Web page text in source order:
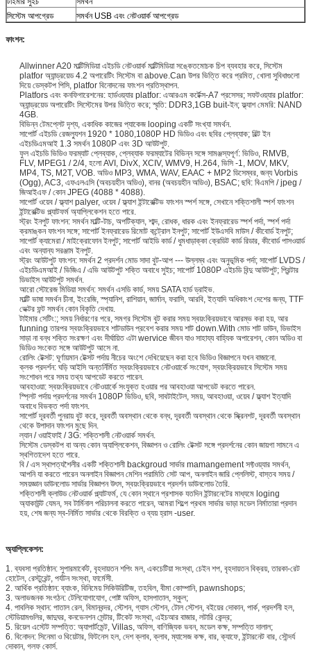
সিস্টেম আপগ্রেড
সমর্থন USB এবং নেটওয়ার্ক আপগ্রেড
ফাংশন:
Allwinner A20 মাল্টিমিডিয়া এইচডি নেটওয়ার্ক মাল্টিমিডিয়া সঙ্কেতমোচক চিপ ব্যবহার করে, সিস্টেম
platfor অ্যান্ড্রয়েড 4.2 অপারেটিং সিস্টেম বা above.Can উপর ভিত্তি করে প্রমিত, খোলা সুবিধাগুলো
দিয়ে ডেস্কটপ পিসি, platfor বিনোদনের ফাংশন প্রতিস্থাপন.
Platfors এবং কনফিগারেশনের: হার্ডওয়্যার platfor: এআরএম কর্টেক্স-A7 প্রসেসর; সফটওয়্যার platfor:
অ্যান্ড্রয়েড অপারেটিং সিস্টেমের উপর ভিত্তি করে; স্মৃতি: DDR3,1GB buit-ইন; ফ্ল্যাশ মেমরি: NAND
4GB.
বিভিন্ন টেমপ্লেট দৃশ্য, একাধিক কাজের প্যাকেজ looping একটি সংখ্যা সমর্থন.
সাপোর্ট এইচডি রেজল্যুশন 1920 * 1080,1080P HD ভিডিও এবং ছবির প্লেব্যাক; বিল্ট ইন
এইচডিএমআই 1.3 সমর্থন 1080P এবং 3D আউটপুট.
ফুল এইচডি ভিডিও ফরম্যাট প্লেব্যাক, প্লেব্যাক ফরম্যাটের বিভিন্ন সঙ্গে সামঞ্জস্যপূর্ণ: ভিডিও, RMVB,
FLV, MPEG1 / 2/4, হলো AVI, DivX, XCIV, WMV9, H.264, ভিসি -1, MOV, MKV,
MP4, TS, M2T, VOB. অডিও MP3, WMA, WAV, EAAC + MP2 ডিসেম্বর, জন্য Vorbis
(Ogg), AC3, এফএলএসি (অবচয়হীন অডিও), বানর (অবচয়হীন অডিও), BSAC; ছবি: বিএমপি / jpeg /
জিআইএফ / কোন JPEG (4088 * 4088).
সাপোর্ট ওয়েব / ফ্ল্যাশ palyer, ওয়েব / ফ্ল্যাশ ইন্টারেক্টিভ ফাংশন স্পর্শ সঙ্গে, সেখানে শক্তিশালী স্পর্শ ফাংশন
ইন্টারেক্টিভ প্ল্যাটফর্ম অ্যাপ্লিকেশন হতে পারে.
স্ট্রং ইনপুট ফাংশন: সমর্থন মাল্টি-টাচ, অপটিক্যাল, শাব্দ, রোধক, ধারক এবং ইনফ্রারেড স্পর্শ পর্দা, স্পর্শ পর্দা
ক্রমাঙ্কন ফাংশন সঙ্গে; সাপোর্ট ইনফ্রারেড রিমোট কন্ট্রোল ইনপুট; সাপোর্ট ইউএসবি মাউস / কীবোর্ড ইনপুট;
সাপোর্ট ক্যামেরা / মাইক্রোফোন ইনপুট; সাপোর্ট আইডি কার্ড / ধুমধাড়াক্কা ক্রেডিট কার্ড রিডার, কীবোর্ড পাসওয়ার্ড
এবং অন্যান্য সরঞ্জাম ইনপুট.
স্ট্রং আউটপুট ফাংশন: সমর্থন 2 প্রদর্শন মোড সাদা বুট-আপ --- উল্লম্ব এবং অনুভূমিক পর্দা; সাপোর্ট LVDS /
এইচডিএমআই / ভিজিএ / এভি আউটপুট শক্তি অবাধে সুইচ; সাপোর্ট 1080P এইচডি বিন্দু আউটপুট; প্রিন্টার
ডিভাইস আউটপুট সমর্থন.
আরো স্টোরেজ মিডিয়া সমর্থন: সমর্থন এসডি কার্ড, সময় SATA হার্ড ড্রাইভ.
মাল্টি ভাষা সমর্থন চীনা, ইংরেজি, স্প্যানিশ, রাশিয়ান, জার্মান, ফরাসি, আরবি, ইত্যাদি অধিকাংশ দেশের জন্য, TTF
ভেক্টর ফন্ট সমর্থন কোন বিকৃতি দেখায়.
টাইমার সেটিং:; সময় নির্ধারণের পরে, সমগ্র সিস্টেম বুট করার সময় স্বয়ংক্রিয়ভাবে আরম্ভ করা হয়, আর
funning তারপর স্বয়ংক্রিয়ভাবে শাটডাউন প্রবেশ করার সময় শাট down.With মোড শাট ডাউন, ডিভাইস
সাড়া না বন্ধ শক্তি সংরক্ষণ এবং দীর্ঘায়িত এটা wervice জীবন যাও সাহায্য বাহ্যিক অপারেশন, কোন অডিও বা
ভিডিও সংকেত সঙ্গে আউটপুট আসে না.
রোলিং টেক্সট: ঘূর্ণায়মান টেক্সট পর্দায় নীচের অংশে দেখিয়েছেন করা হবে ভিডিও বিজ্ঞাপনে যখন বাজানো.
ক্লক প্রদর্শন: ঘড়ি আইসি অন্তর্নির্মিত স্বয়ংক্রিয়ভাবে নেটওয়ার্কে সংযোগ, স্বয়ংক্রিয়ভাবে সিস্টেম সময়
সংশোধন পরে সময় তথ্য আপডেট করতে পারেন.
আবহাওয়া: স্বয়ংক্রিয়ভাবে নেটওয়ার্কে সংযুক্ত হওয়ার পর আবহাওয়া আপডেট করতে পারেন.
স্প্লিট পর্দায় প্রদর্শনের সমর্থন 1080P ভিডিও, ছবি, সাবটাইটেল, সময়, আবহাওয়া, ওয়েব / ফ্ল্যাশ ইত্যাদি
অবাধে বিভক্ত পর্দা ফাংশন.
সাপোর্ট দূরবর্তী পুনরায় বুট করে, দূরবর্তী অবস্থান থেকে বন্ধ, দূরবর্তী অবস্থান থেকে স্ক্রিনশট, দূরবর্তী অবস্থান
থেকে উপাদান ফাংশন মুছে দিন.
ল্যান / ওয়াইফাই / 3G: শক্তিশালী নেটওয়ার্ক সমর্থন.
সিস্টেম ডেস্কটপ বা অন্য কোন অ্যাপ্লিকেশন, বিজ্ঞাপন ও রোলিং টেক্সট সঙ্গে প্রদর্শনের কোন জায়গা সামনে এ
স্থগিতাদেশ হতে পারে.
বি / এস স্থাপত্যশৈলীর একটি শক্তিশালী backgroud সার্ভার mamangement সফ্টওয়্যার সমর্থন,
আপনি যা করতে পারেন অনলাইন বিজ্ঞাপন মেশিন পরামিতি সেট আপ, অনলাইন জারি প্লেলিস্ট, বাস্তব সময় /
সময়জ্ঞান ডাউনলোড সার্ভার বিজ্ঞাপন উৎস, স্বয়ংক্রিয়ভাবে প্রদর্শন ডাউনলোড তৈরি.
শক্তিশালী ক্লাউড নেটওয়ার্ক প্ল্যাটফর্ম, যে কোন স্থানে প্রশাসক যতদিন ইন্টারনেটের মাধ্যমে loging
অ্যাকাউন্ট যেমন, সব টার্মিনাল পরিচালনা করতে পারেন, আমরা শিল্পে প্রথম সার্ভার ভাড়া মডেল নির্মাতারা প্রদান
হয়, শেষ জন্য স্ব-নির্মিত সার্ভার থেকে বিরক্তি ও ব্যয় হ্রাস -user.
অ্যাপ্লিকেশন:
1. ব্যবসা প্রতিষ্ঠান: সুপারমার্কেট, বৃহদায়তন শপিং মল, একচেটিয়া সংস্থা, চেইন শপ, বৃহদায়তন বিক্রয়, তারকা-রেট
হোটেল, রেস্টুরেন্ট, পর্যটন সংস্থা, ফার্মেসী.
2. আর্থিক প্রতিষ্ঠান: ব্যাংক, বিনিমেয় সিকিউরিটিজ, তহবিল, বীমা কোম্পানি, pawnshops;
3. অলাভজনক সংগঠন: টেলিযোগাযোগ, পোষ্ট অফিস, হাসপাতাল, স্কুল;
4. পাবলিক স্থান: পাতাল রেল, বিমানবন্দর, স্টেশন, গ্যাস স্টেশন, টোল স্টেশন, বইয়ের দোকান, পার্ক, প্রদর্শনী হল,
স্টেডিয়ামগুলির, জাদুঘর, কনভেনশন সেন্টার, টিকেট সংস্থা, এইচআর বাজার, লটারি কেন্দ্র;
5. রিয়েল এস্টেট সম্পত্তি: অ্যাপার্টমেন্ট, Villas, অফিস, বাণিজ্যিক ভবন, মডেল কক্ষ, সম্পত্তি দালাল;
6. বিনোদন: সিনেমা ও থিয়েটার, ফিটনেস হল, দেশ ক্লাব, ক্লাব, ম্যাসেজ কক্ষ, বার, ক্যাফে, ইন্টারনেট বার, সৌন্দর্য
দোকান, গলফ কোর্স.